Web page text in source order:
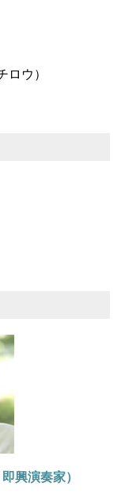
ロウ）
興演奏家）